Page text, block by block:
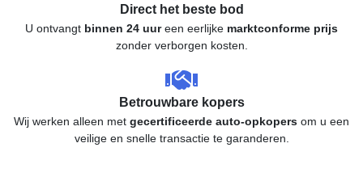
Direct het beste bod
U ontvangt binnen 24 uureen eerlijke marktconforme prijs
zonder verborgen kosten.
Betrouwbare kopers
Wij werken alleen met gecertificeerde auto-opkopers om u een
veilige en snelle transactie te garanderen.